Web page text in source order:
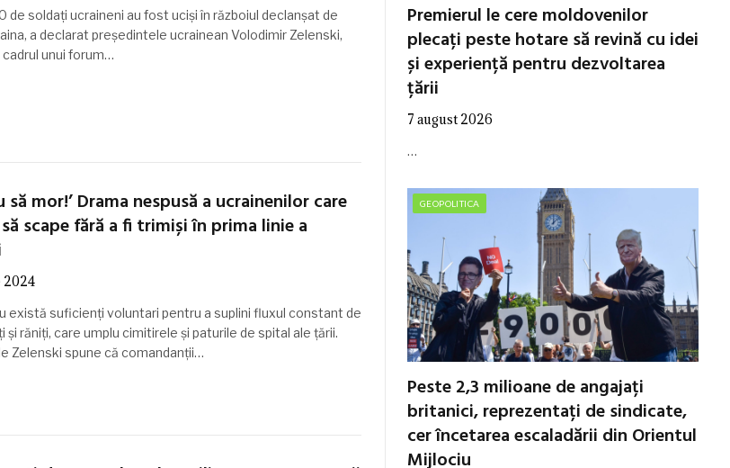
de soldați ucraineni au fost uciși în războiul declanșat de
a declarat preşedintele ucrainean Volodimir Zelenski,
cadrul unui forum…
să mor!’ Drama nespusă a ucrainenilor care
scape fără a fi trimiși în prima linie a
2024
există suficienți voluntari pentru a suplini fluxul constant de
și răniți, care umplu cimitirele și paturile de spital ale țării.
Zelenski spune că comandanții…
Premierul le cere moldovenilor
plecați peste hotare să revină cu idei
și experiență pentru dezvoltarea
țării
7 august 2026
…
GEOPOLITICA
Peste 2,3 milioane de angajați
britanici, reprezentați de sindicate,
cer încetarea escaladării din Orientul
Mijlociu